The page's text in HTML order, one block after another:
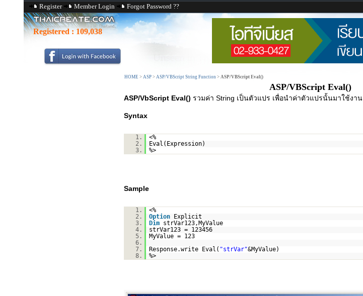
Register Member Login Forgot Password ??
Registered : 109,038
HOME > ASP > ASP/VBScript String Function > ASP/VBScript Eval()
ASP/VBScript Eval()
ASP/VbScript Eval() รวมค่า String เป็นตัวแปร เพื่อนำค่าตัวแปรนั้นมาใช้งาน
Syntax
1.
<%
2.
Eval(Expression)
3.
%>
Sample
1.
<%
2.
Option
Explicit
3.
Dim
strVar123,MyValue
4.
strVar123 = 123456
5.
MyValue = 123
6.
7.
Response.write Eval( "strVar"&MyValue)
8.
%>